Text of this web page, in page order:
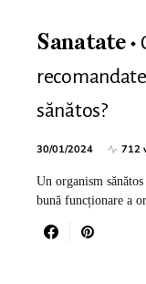
Sanatate
sănătos?
30/01/2024 712
Un organism
bună funcționare a